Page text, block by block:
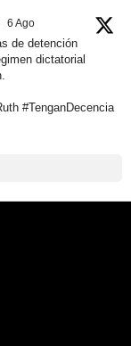
6 Ago
de detención
dictatorial
#TenganDecencia